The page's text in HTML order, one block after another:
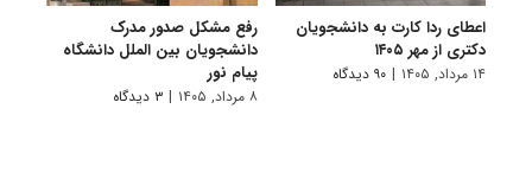
اعطای ردا کارت به دانشجویان
دکتری از مهر ۱۴۰۵
۱۴ مرداد, ۱۴۰۵ | ۹۰ دیدگاه
رفع مشکل صدور مدرک
دانشجویان بین الملل دانشگاه
پیام نور
۸ مرداد, ۱۴۰۵ | ۳ دیدگاه